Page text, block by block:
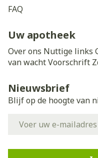
FAQ
Uw apotheek
Over ons Nuttige links
van wachtVoorschrift
Nieuwsbrief
Blijf op de hoogte van